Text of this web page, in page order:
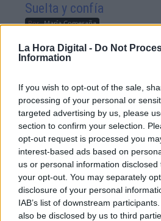
La Hora Digital - Do Not
Information
If you wish to opt-out of the sale,
processing of your personal or
targeted advertising by us, please
section to confirm your selection.
opt-out request is processed you
interest-based ads based on
us or personal information
your opt-out. You may separately
disclosure of your personal
IAB’s list of downstream
also be disclosed by us to third
Suelta y confía
Por María Comesaña
Votantes y
El Conflicto de Oriente
Un Nuevo Orden
en Construcción
Álvaro Frutos Rosado y Gabinete
Reconquista
Por Carlos Miranda